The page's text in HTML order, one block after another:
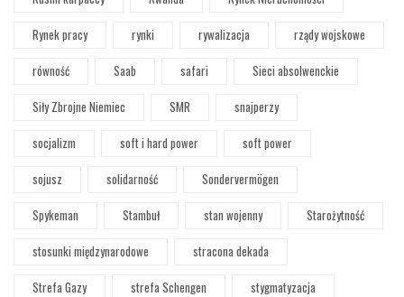
Rynek pracy
rynki rywalizacja
rządy wojskowe
równość
Saab safari
Sieci absolwenckie
Siły Zbrojne Niemiec
SMR
snajperzy
socjalizm
soft i hard power
soft power
sojusz
solidarność
Sondervermögen
Spykeman
Stambuł stan wojenny
Starożytność
stosunki międzynarodowe
stracona dekada
Strefa Gazy
strefa Schengen
stygmatyzacja